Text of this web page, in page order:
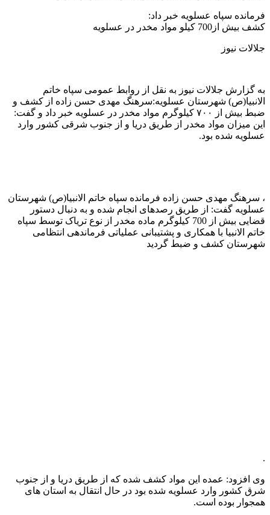
فرمانده سپاه عسلویه خبر داد:
کشف بیش از700 کیلو مواد مخدر در عسلویه
جلالات نيوز
به گزارش جلالات نيوز به نقل از روابط عمومی سپاه خاتم
الانبیا(ص) شهرستان عسلويه:سرهنگ مهدی حسن زاده از کشف و
ضبط بیش از ۷۰۰ کیلوگرم مواد مخدر در عسلویه خبر داد و گفت:
این میزان مواد مخدر از طریق دریا و از جنوب شرقی کشور وارد
عسلویه شده بود.
، سرهنگ مهدی حسن زاده فرمانده سپاه خاتم الانبیا(ص) شهرستان
عسلویه گفت: از طریق رصدهای انجام شده و به دنبال دستور
قضایی بیش از 700 کیلوگرم ماده مخدر از نوع تریاک توسط سپاه
خاتم الانبیا با همکاری و پشتیبانی عملیاتی فرماندهی انتظامی
شهرستان کشف و ضبط گردید
.
وی افزود: عمده این مواد کشف شده که از طریق دریا و از جنوب
شرق کشور وارد عسلویه شده بود در حال انتقال به استان های
همجوار بوده است.